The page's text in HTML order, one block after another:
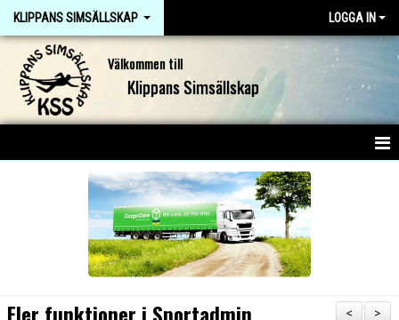
KLIPPANS SIMSÄLLSKAP LOGGA IN
Klippans Simsällskap
Välkommen till
>
<